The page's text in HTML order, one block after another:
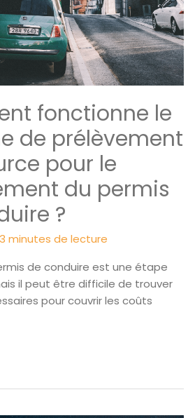
fonctionne le
de prélèvement
pour le
du permis
?
3 minutes de lecture
de conduire est une étape
il peut être difficile de trouver
pour couvrir les coûts